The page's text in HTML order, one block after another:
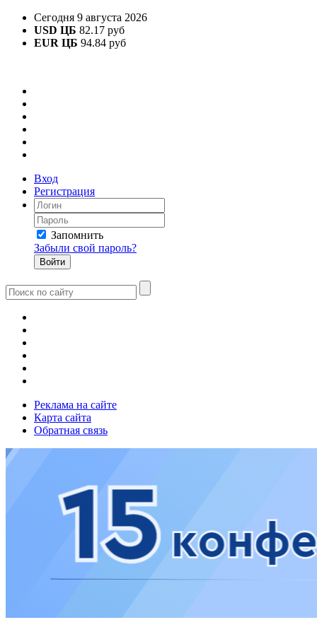
Сегодня 9 августа 2026
USD ЦБ 82.17 руб
EUR ЦБ 94.84 руб
Вход
Регистрация
Запомнить
Забыли свой пароль?
Реклама на сайте
Карта сайта
Обратная связь